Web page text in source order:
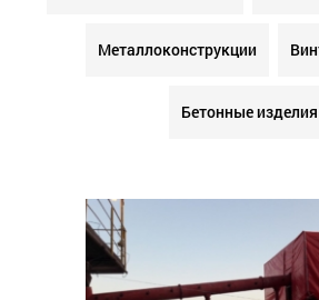
Металлоконструкции
Бетонные изделия